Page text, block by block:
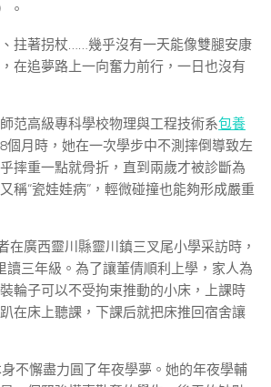
。
拄著拐杖……幾乎沒有一天能像雙腿安康
在追夢路上一向奮力前行，一日也沒有
范高級專科學校物理與工程技術系包養
個月時，她在一次學步中不測摔倒導致左
摔重一點就骨折，直到兩歲才被診斷為
稱“瓷娃娃病”，輕微碰撞也能夠形成嚴重
在廣西靈川縣靈川鎮三叉尾小學采訪時，
讀三年級。為了讓董倩順利上學，家人為
輪子可以不受拘束推動的小床，上課時
在床上聽課，下課后就把床推回宿舍讓
不懈盡力圓了年夜學夢。她的年夜學輔